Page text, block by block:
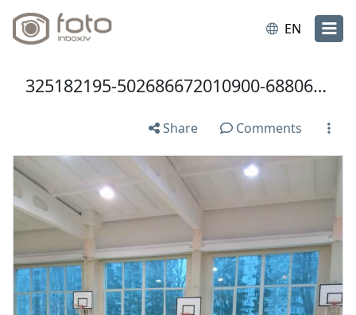
EN
325182195-502686672010900-6880695016668786746-n.jpg
Share Comments